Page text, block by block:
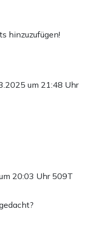
hinzuzufügen!
um 21:48 Uhr
20:03 Uhr 509T